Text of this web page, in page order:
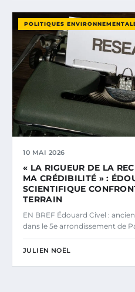
POLITIQUES
10 MAI 2026
« LA RIGUEUR DE LA
MA CRÉDIBILITÉ » :
SCIENTIFIQUE
TERRAIN
EN BREF Édouard Civel :
dans le 5e arrondissement de
JULIEN NOËL